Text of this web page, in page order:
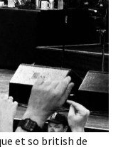
et so british de